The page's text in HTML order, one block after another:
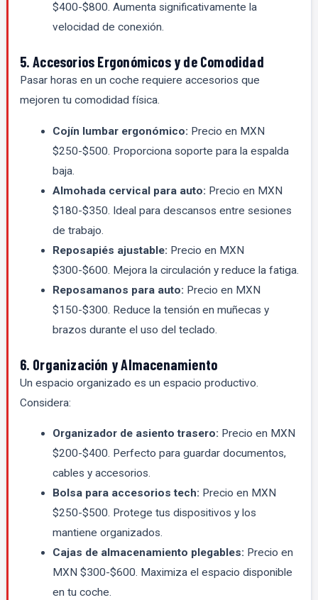
$400-$800. Aumenta significativamente la
velocidad de conexión.
5. Accesorios Ergonómicos y de Comodidad
Pasar horas en un coche requiere accesorios que
mejoren tu comodidad física.
Cojín lumbar ergonómico: Precio en MXN
$250-$500. Proporciona soporte para la espalda
baja.
Almohada cervical para auto: Precio en MXN
$180-$350. Ideal para descansos entre sesiones
de trabajo.
Reposapiés ajustable: Precio en MXN
$300-$600. Mejora la circulación y reduce la fatiga.
Reposamanos para auto: Precio en MXN
$150-$300. Reduce la tensión en muñecas y
brazos durante el uso del teclado.
6. Organización y Almacenamiento
Un espacio organizado es un espacio productivo.
Considera:
Organizador de asiento trasero: Precio en MXN
$200-$400. Perfecto para guardar documentos,
cables y accesorios.
Bolsa para accesorios tech: Precio en MXN
$250-$500. Protege tus dispositivos y los
mantiene organizados.
Cajas de almacenamiento plegables: Precio en
MXN $300-$600. Maximiza el espacio disponible
en tu coche.